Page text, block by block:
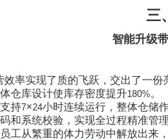
三
智能升级
效率实现了质的飞跃，交出了一份
仓库设计使库存密度提升180% 。
持7×24小时连续运行，整体仓储
和系统校验，实现全过程精准管
员工从繁重的体力劳动中解放出来